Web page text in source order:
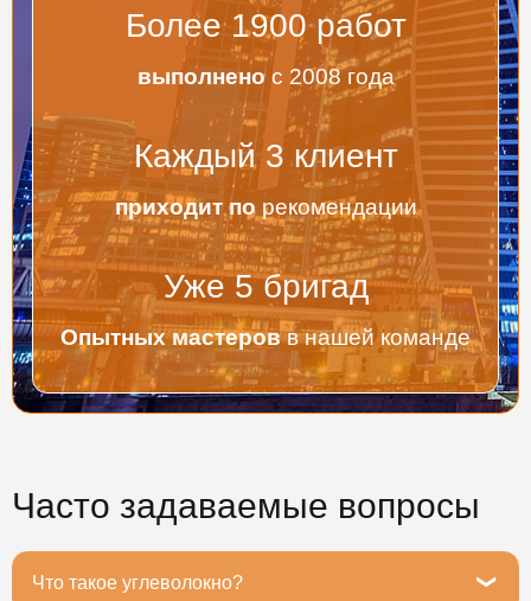
Более2000работ
выполненос 2008 года
Каждый3клиент
приходит порекомендации
Уже5бригад
Опытных мастеровв нашей команде
Часто задаваемые вопросы
Что такое углеволокно?